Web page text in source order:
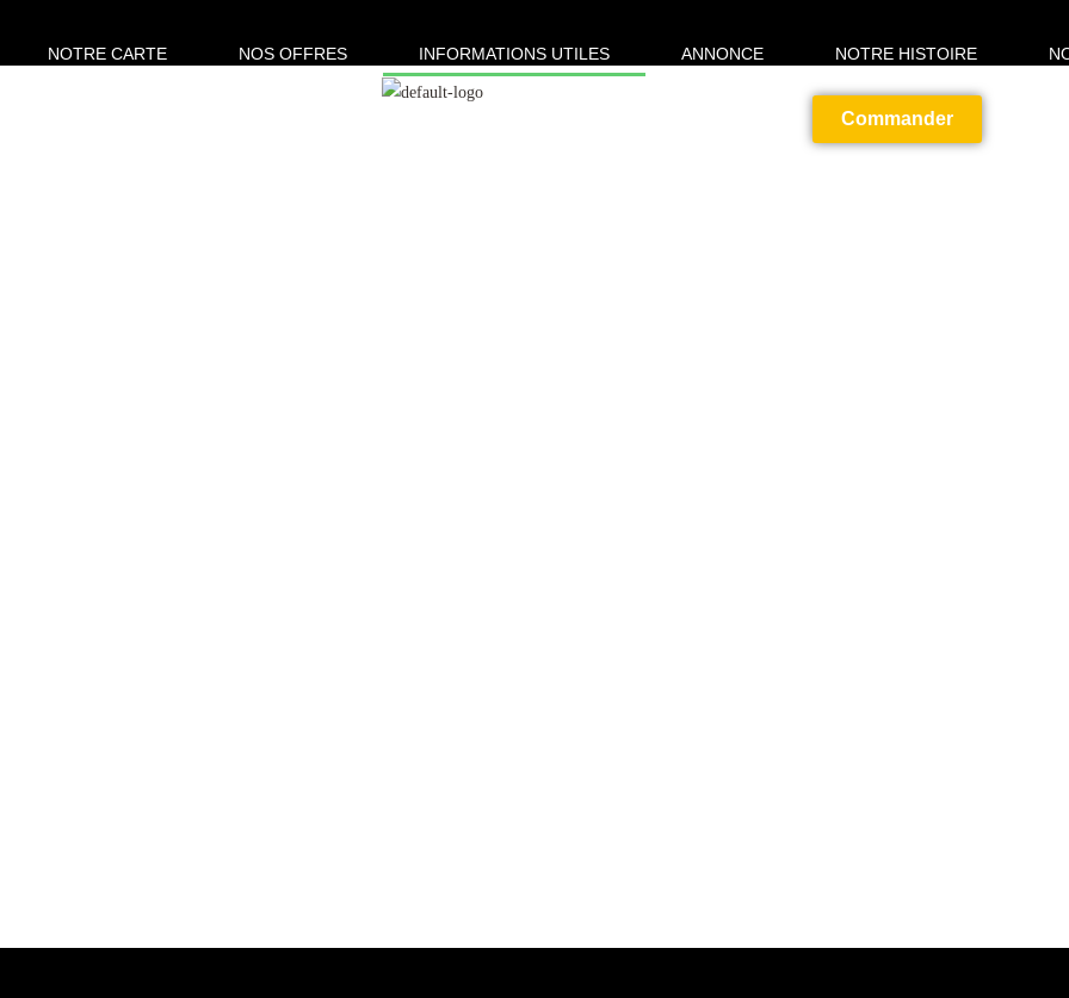
NOTRE CARTE NOS OFFRES INFORMATIONS UTILES ANNONCE NOTRE HISTOIRE
Commander